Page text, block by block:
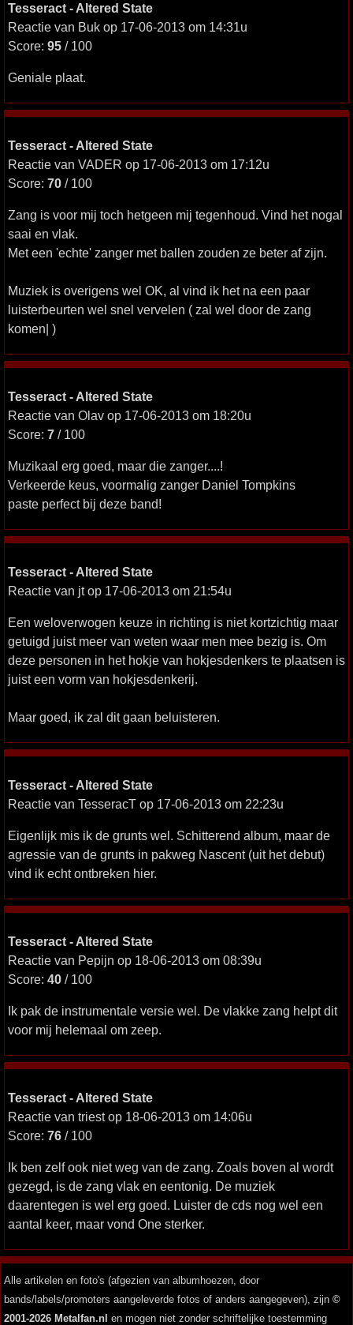
Tesseract - Altered State
Reactie van Buk op 17-06-2013 om 14:31u
Score: 95 / 100
Geniale plaat.
Tesseract - Altered State
Reactie van VADER op 17-06-2013 om 17:12u
Score: 70 / 100
Zang is voor mij toch hetgeen mij tegenhoud. Vind het nogal
saai en vlak.
Met een 'echte' zanger met ballen zouden ze beter af zijn.
Muziek is overigens wel OK, al vind ik het na een paar
luisterbeurten wel snel vervelen ( zal wel door de zang
komen| )
Tesseract - Altered State
Reactie van Olav op 17-06-2013 om 18:20u
Score: 7 / 100
Muzikaal erg goed, maar die zanger....!
Verkeerde keus, voormalig zanger Daniel Tompkins
paste perfect bij deze band!
Tesseract - Altered State
Reactie van jt op 17-06-2013 om 21:54u
Een weloverwogen keuze in richting is niet kortzichtig maar
getuigd juist meer van weten waar men mee bezig is. Om
deze personen in het hokje van hokjesdenkers te plaatsen is
juist een vorm van hokjesdenkerij.
Maar goed, ik zal dit gaan beluisteren.
Tesseract - Altered State
Reactie van TesseracT op 17-06-2013 om 22:23u
Eigenlijk mis ik de grunts wel. Schitterend album, maar de
agressie van de grunts in pakweg Nascent (uit het debut)
vind ik echt ontbreken hier.
Tesseract - Altered State
Reactie van Pepijn op 18-06-2013 om 08:39u
Score: 40 / 100
Ik pak de instrumentale versie wel. De vlakke zang helpt dit
voor mij helemaal om zeep.
Tesseract - Altered State
Reactie van triest op 18-06-2013 om 14:06u
Score: 76 / 100
Ik ben zelf ook niet weg van de zang. Zoals boven al wordt
gezegd, is de zang vlak en eentonig. De muziek
daarentegen is wel erg goed. Luister de cds nog wel een
aantal keer, maar vond One sterker.
Alle artikelen en foto's (afgezien van albumhoezen, door
bands/labels/promoters aangeleverde fotos of anders aangegeven), zijn ©
2001-2026 Metalfan.nl en mogen niet zonder schriftelijke toestemming